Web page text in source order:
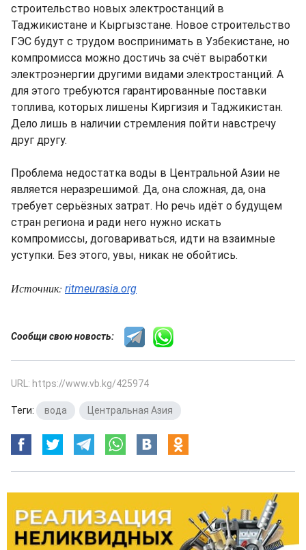
строительство новых электростанций в
Таджикистане и Кыргызстане. Новое строительство
ГЭС будут с трудом воспринимать в Узбекистане, но
компромисса можно достичь за счёт выработки
электроэнергии другими видами электростанций. А
для этого требуются гарантированные поставки
топлива, которых лишены Киргизия и Таджикистан.
Дело лишь в наличии стремления пойти навстречу
друг другу.
Проблема недостатка воды в Центральной Азии не
является неразрешимой. Да, она сложная, да, она
требует серьёзных затрат. Но речь идёт о будущем
стран региона и ради него нужно искать
компромиссы, договариваться, идти на взаимные
уступки. Без этого, увы, никак не обойтись.
Источник: ritmeurasia.org
Сообщи свою новость:
URL: https://www.vb.kg/425974
Теги: вода Центральная Азия